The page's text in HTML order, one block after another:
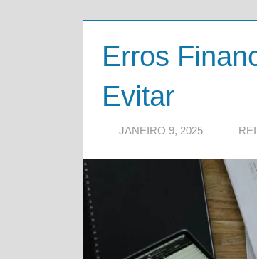
Erros
Evitar
JANEIRO 9, 2025